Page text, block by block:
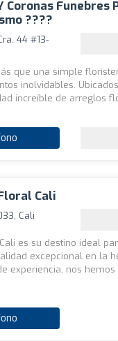
Coronas Funebres
????
44 #13-
que una simple
inolvidables.
increíble de arreglos
Cali
Cali
es su destino ideal
excepcional en la
experiencia, nos hemos